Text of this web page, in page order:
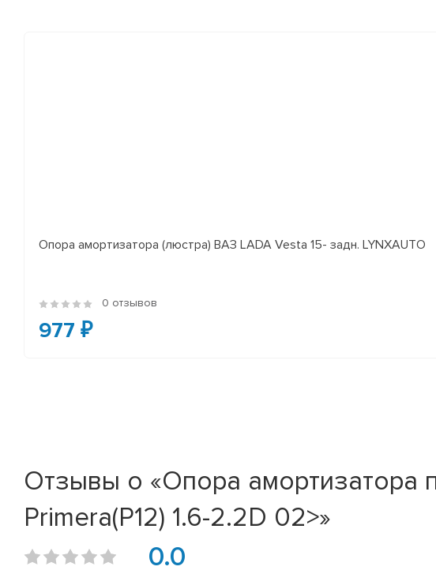
Опора амортизатора (люстра) ВАЗ LADA Vesta 15- задн. LYNXAUTO
0 отзывов
977 ₽
Отзывы о «Опора амортизатора
Primera(P12) 1.6-2.2D 02>»
0.0